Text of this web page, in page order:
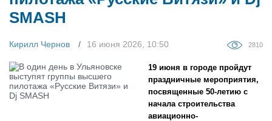
SMASH
Кирилл Чернов 16 июня 2026, 10:50 2810
19 июня в городе пройдут
праздничные мероприятия,
посвященные 50-летию с
начала строительства
авиационно-